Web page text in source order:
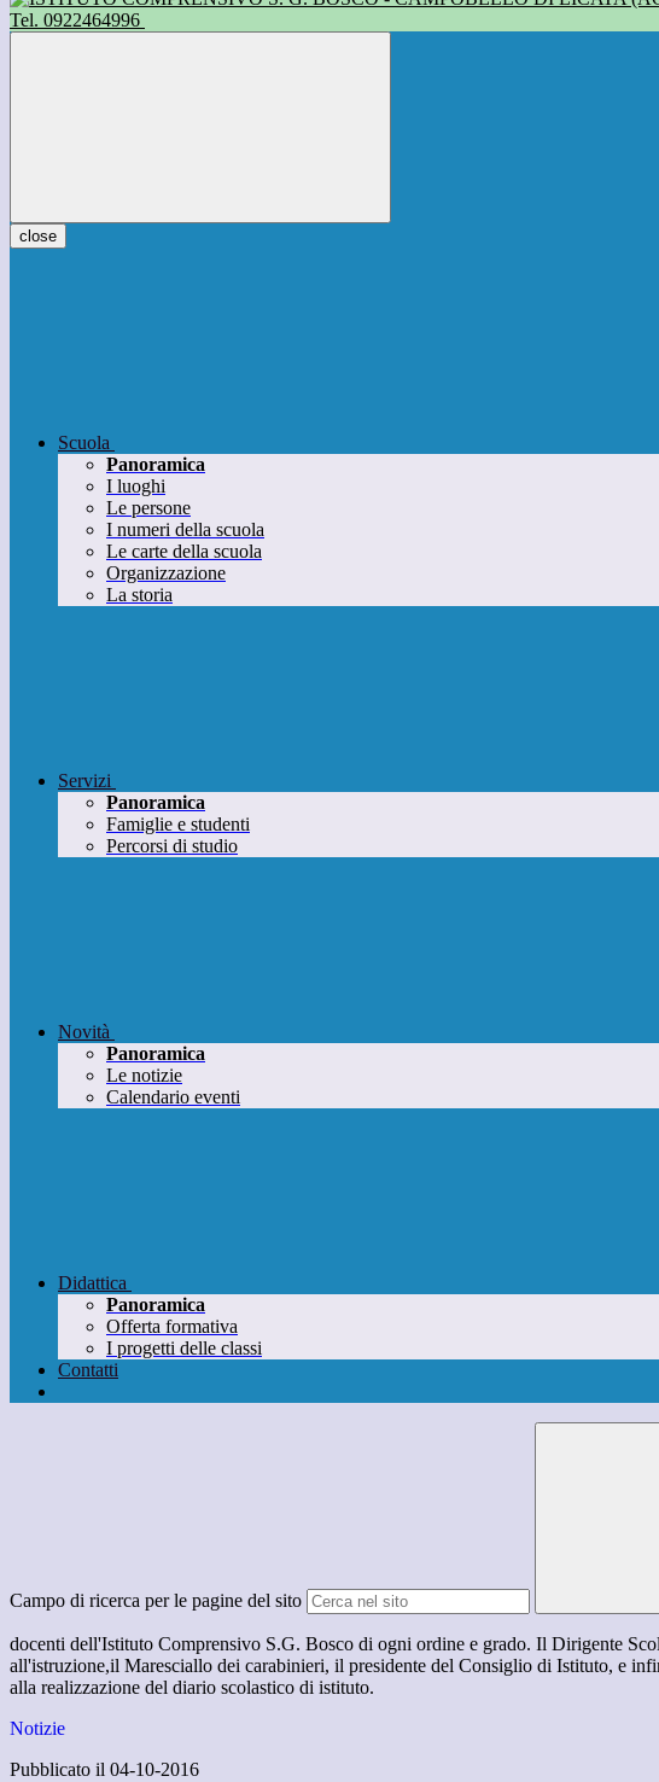
Tel. 0922464996
close
Scuola
Panoramica
I luoghi
Le persone
I numeri della scuola
Le carte della scuola
Organizzazione
La storia
Servizi
Panoramica
Famiglie e studenti
Percorsi di studio
Novità
Panoramica
Le notizie
Calendario eventi
Didattica
Panoramica
Offerta formativa
I progetti delle classi
Contatti
Campo di ricerca per le pagine del sito
docenti dell'Istituto Comprensivo S.G. Bosco di ogni ordine e grado. Il Dirigente
all'istruzione,il Maresciallo dei carabinieri, il presidente del Consiglio di Istituto, e
alla realizzazione del diario scolastico di istituto.
Notizie
Pubblicato il 04-10-2016